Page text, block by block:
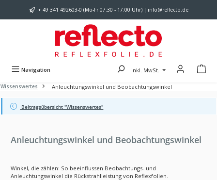
Zum Hauptinhalt springen
+ 49 341 492603-0 (Mo-Fr 07:30 - 17:00 Uhr) | info@reflecto.de
Navigation inkl. MwSt.
Wissenswertes Anleuchtungswinkel und Beobachtungswinkel
Beitragsübersicht "Wissenswertes"
Anleuchtungswinkel und Beobachtungswinkel
Winkel, die zählen: So beeinflussen Beobachtungs- und
Anleuchtungswinkel die Rückstrahlleistung von Reflexfolien.